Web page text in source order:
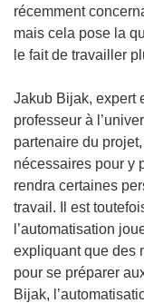
récemment
mais cela pose la
le fait de travailler
Jakub Bijak, expert
professeur à
partenaire du
nécessaires pour y
rendra certaines
travail. Il est
l’automatisation
expliquant que des
pour se préparer
Bijak,